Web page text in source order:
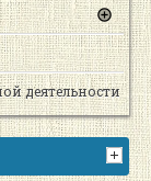
деятельности